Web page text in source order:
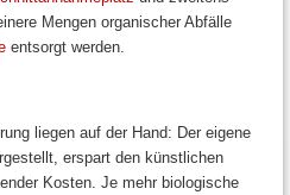
Mengen organischer Abfälle
entsorgt werden.
liegen auf der Hand: Der eigene
erspart den künstlichen
Kosten. Je mehr biologische